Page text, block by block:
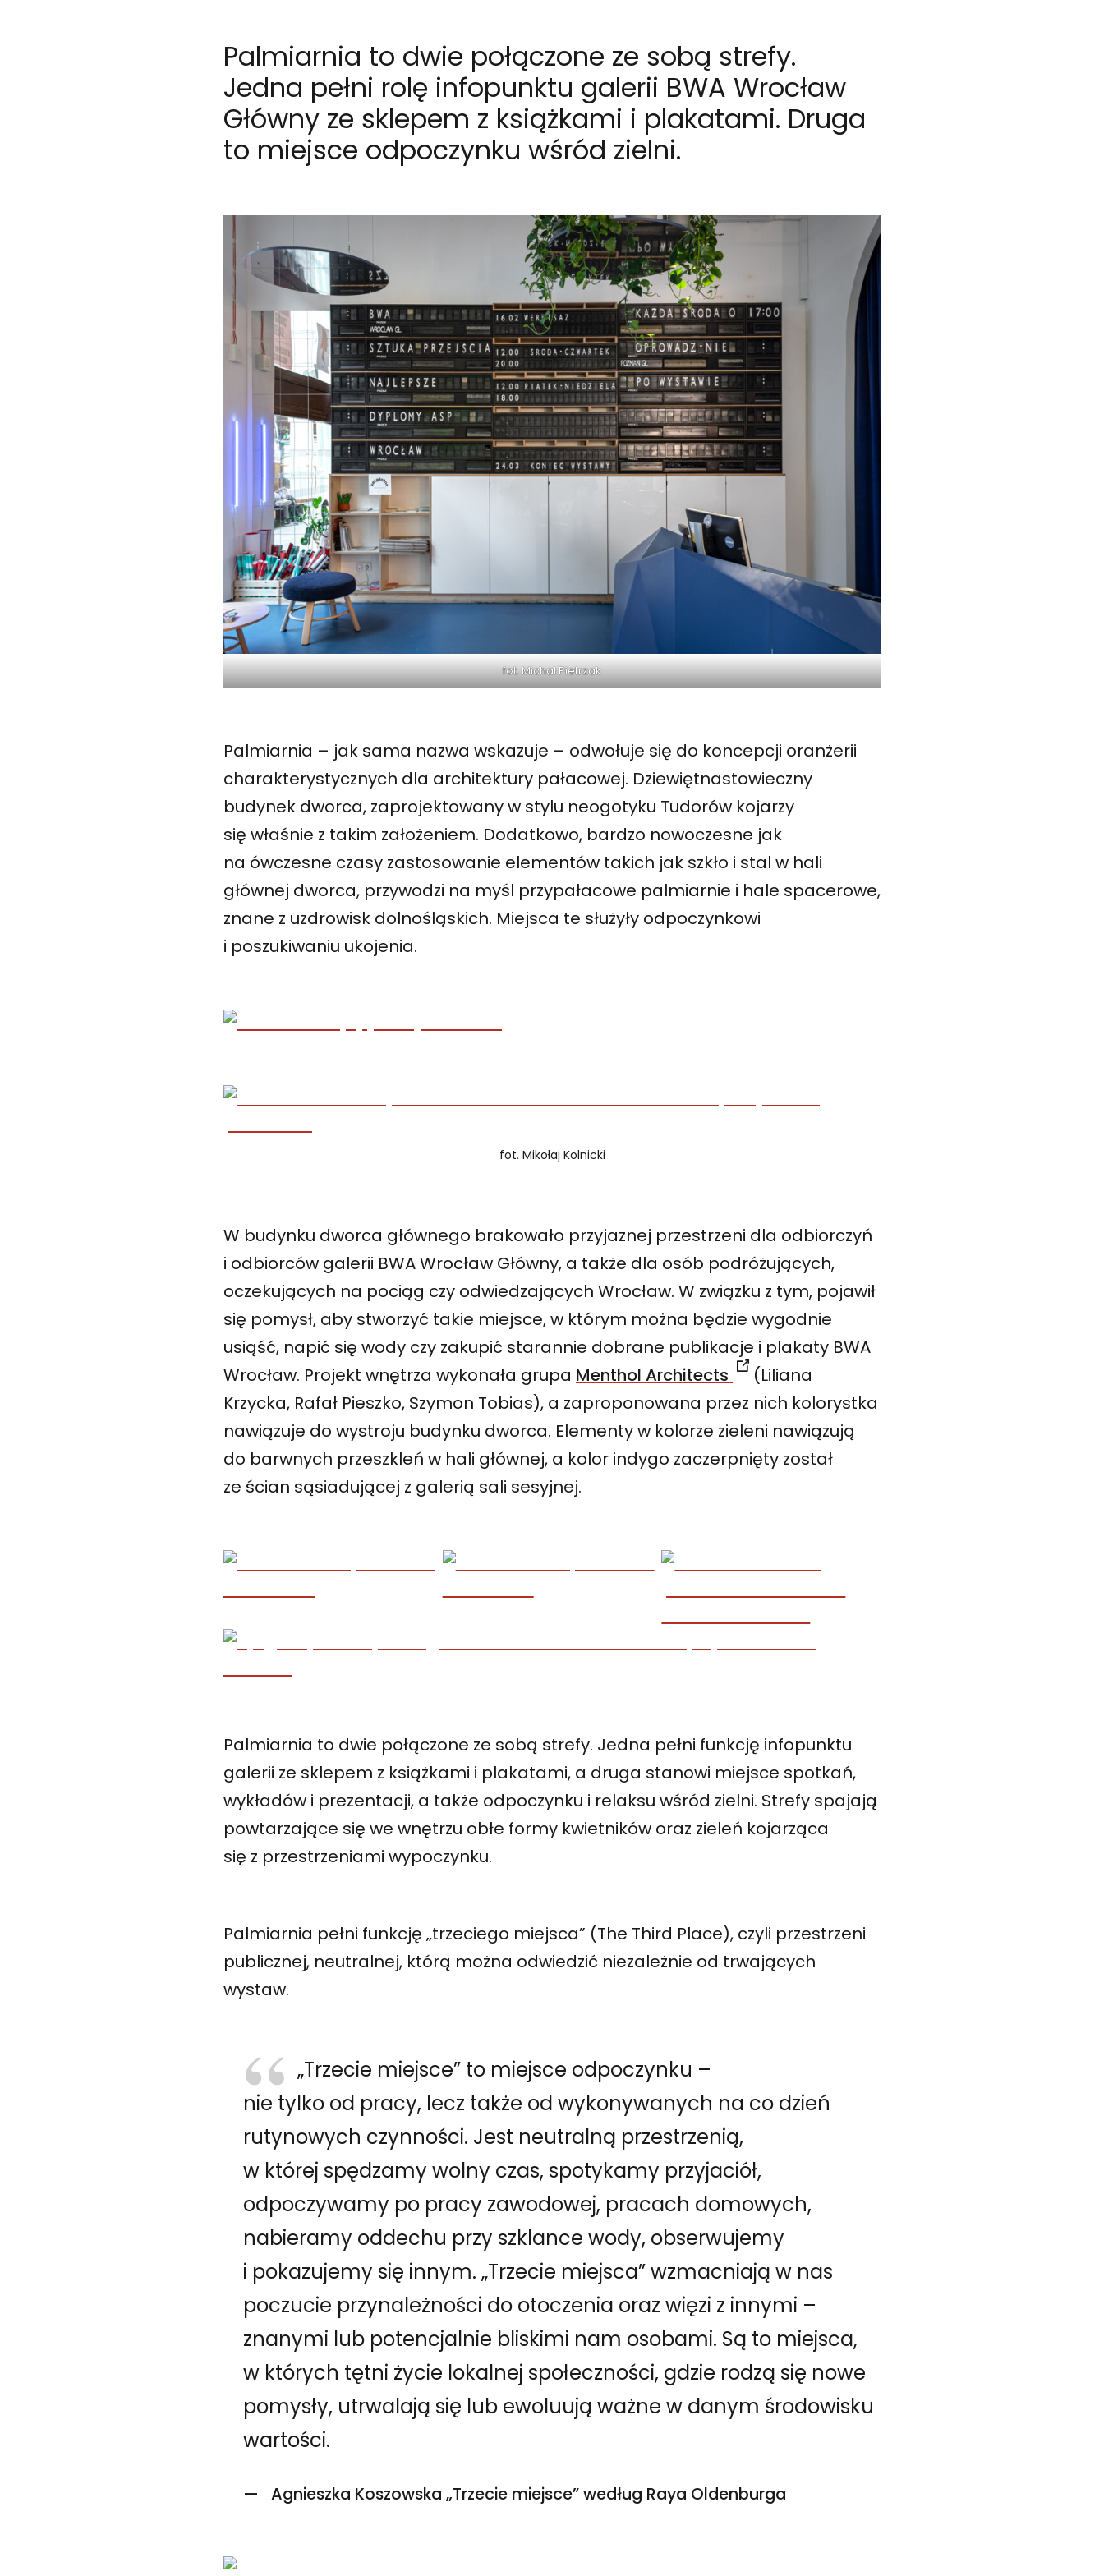
Palmiarnia to dwie połączone ze sobą strefy.
Jedna pełni rolę infopunktu galerii BWA Wrocław
Główny ze sklepem z książkami i plakatami. Druga
to miejsce odpoczynku wśród zielni.
fot. Michał Pietrzak
Palmiarnia – jak sama nazwa wskazuje – odwołuje się do koncepcji oranżerii
charakterystycznych dla architektury pałacowej. Dziewiętnastowieczny
budynek dworca, zaprojektowany w stylu neogotyku Tudorów kojarzy
się właśnie z takim założeniem. Dodatkowo, bardzo nowoczesne jak
na ówczesne czasy zastosowanie elementów takich jak szkło i stal w hali
głównej dworca, przywodzi na myśl przypałacowe palmiarnie i hale spacerowe,
znane z uzdrowisk dolnośląskich. Miejsca te służyły odpoczynkowi
i poszukiwaniu ukojenia.
fot. Mikołaj Kolnicki
W budynku dworca głównego brakowało przyjaznej przestrzeni dla odbiorczyń
i odbiorców galerii BWA Wrocław Główny, a także dla osób podróżujących,
oczekujących na pociąg czy odwiedzających Wrocław. W związku z tym, pojawił
się pomysł, aby stworzyć takie miejsce, w którym można będzie wygodnie
usiąść, napić się wody czy zakupić starannie dobrane publikacje i plakaty BWA
Wrocław. Projekt wnętrza wykonała grupa Menthol Architects
(Liliana
Krzycka, Rafał Pieszko, Szymon Tobias), a zaproponowana przez nich kolorystka
nawiązuje do wystroju budynku dworca. Elementy w kolorze zieleni nawiązują
do barwnych przeszkleń w hali głównej, a kolor indygo zaczerpnięty został
ze ścian sąsiadującej z galerią sali sesyjnej.
Palmiarnia to dwie połączone ze sobą strefy. Jedna pełni funkcję infopunktu
galerii ze sklepem z książkami i plakatami, a druga stanowi miejsce spotkań,
wykładów i prezentacji, a także odpoczynku i relaksu wśród zielni. Strefy spajają
powtarzające się we wnętrzu obłe formy kwietników oraz zieleń kojarząca
się z przestrzeniami wypoczynku.
Palmiarnia pełni funkcję „trzeciego miejsca” (The Third Place), czyli przestrzeni
publicznej, neutralnej, którą można odwiedzić niezależnie od trwających
wystaw.
„Trzecie miejsce” to miejsce odpoczynku –
nie tylko od pracy, lecz także od wykonywanych na co dzień
rutynowych czynności. Jest neutralną przestrzenią,
w której spędzamy wolny czas, spotykamy przyjaciół,
odpoczywamy po pracy zawodowej, pracach domowych,
nabieramy oddechu przy szklance wody, obserwujemy
i pokazujemy się innym. „Trzecie miejsca” wzmacniają w nas
poczucie przynależności do otoczenia oraz więzi z innymi –
znanymi lub potencjalnie bliskimi nam osobami. Są to miejsca,
w których tętni życie lokalnej społeczności, gdzie rodzą się nowe
pomysły, utrwalają się lub ewoluują ważne w danym środowisku
wartości.
Agnieszka Koszowska „Trzecie miejsce” według Raya Oldenburga